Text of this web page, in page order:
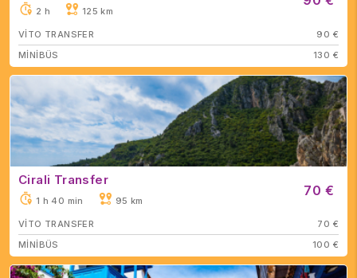
2 h 125 km
VİTO TRANSFER
90 €
MİNİBÜS
130 €
Cirali Transfer
1 h 40 min 95 km
70 €
VİTO TRANSFER
70 €
MİNİBÜS
100 €